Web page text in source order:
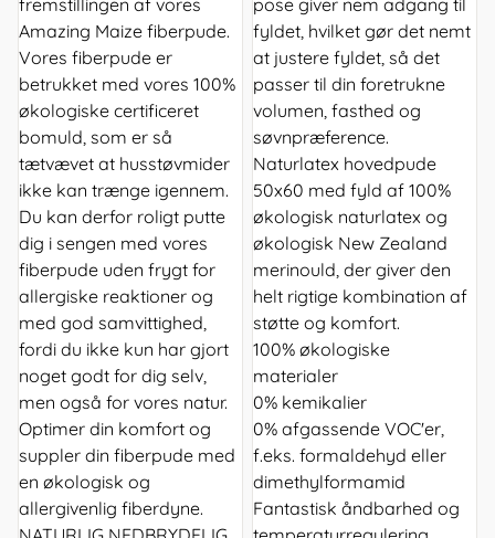
fremstillingen af vores
Amazing Maize fiberpude.
Vores fiberpude er
betrukket med vores 100%
økologiske certificeret
bomuld, som er så
tætvævet at husstøvmider
ikke kan trænge igennem.
Du kan derfor roligt putte
dig i sengen med vores
fiberpude uden frygt for
allergiske reaktioner og
med god samvittighed,
fordi du ikke kun har gjort
noget godt for dig selv,
men også for vores natur.
Optimer din komfort og
suppler din fiberpude med
en økologisk og
allergivenlig fiberdyne.
pose giver nem adgang til
fyldet, hvilket gør det nemt
at justere fyldet, så det
passer til din foretrukne
volumen, fasthed og
søvnpræference.
Naturlatex hovedpude
50x60 med fyld af 100%
økologisk naturlatex og
økologisk New Zealand
merinould, der giver den
helt rigtige kombination af
støtte og komfort.
100% økologiske
materialer
0% kemikalier
0% afgassende VOC'er,
f.eks. formaldehyd eller
dimethylformamid
Fantastisk åndbarhed og